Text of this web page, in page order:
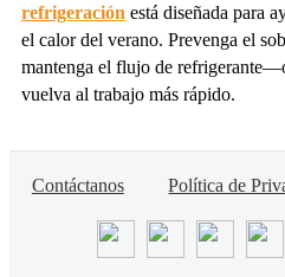
refrigeración está diseñada para
el calor del verano. Prevenga el
mantenga el flujo de
vuelva al trabajo más rápido.
Contáctanos Política de